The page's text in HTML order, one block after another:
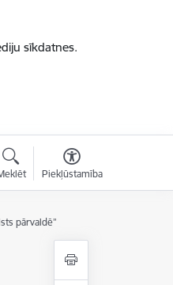
sīkdatnes.
Piekļūstamība
pārvaldē”